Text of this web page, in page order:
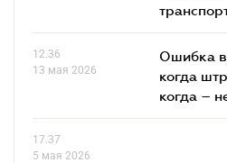
12.36
13 мая 2026
Ошибка в
когда
когда –
17.37
5 мая 2026